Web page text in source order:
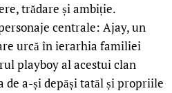
trădare și ambiție.
centrale: Ajay, un
urcă în ierarhia familiei
playboy al acestui clan
a-și depăși tatăl și propriile